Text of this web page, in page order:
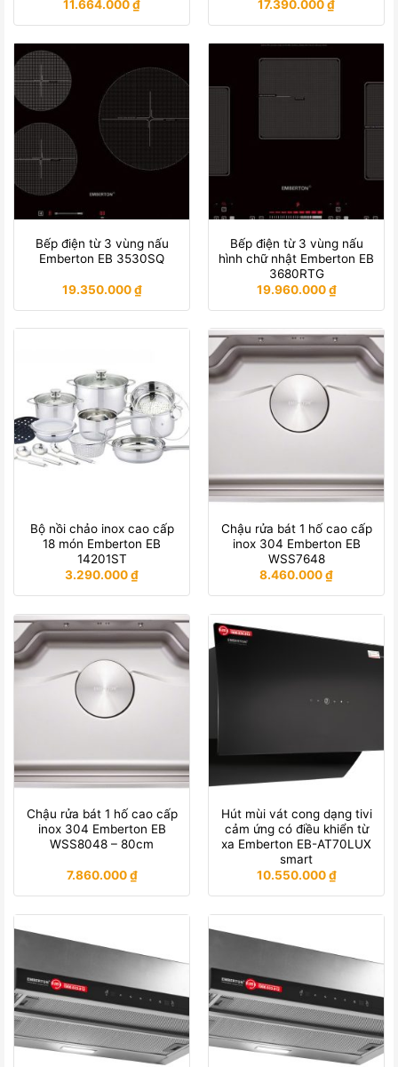
11.664.000₫ 17.390.000₫
Bếp điện từ 3 vùng nấu
Emberton EB 3530SQ
19.350.000₫
Bếp điện từ 3 vùng nấu
hình chữ nhật Emberton EB
3680RTG
19.960.000₫
Bộ nồi chảo inox cao cấp
18 món Emberton EB
14201ST
3.290.000₫
Chậu rửa bát 1 hố cao cấp
inox 304 Emberton EB
WSS7648
8.460.000₫
Chậu rửa bát 1 hố cao cấp
inox 304 Emberton EB
WSS8048 – 80cm
7.860.000₫
Hút mùi vát cong dạng tivi
cảm ứng có điều khiển từ
xa Emberton EB-AT70LUX
smart
10.550.000₫